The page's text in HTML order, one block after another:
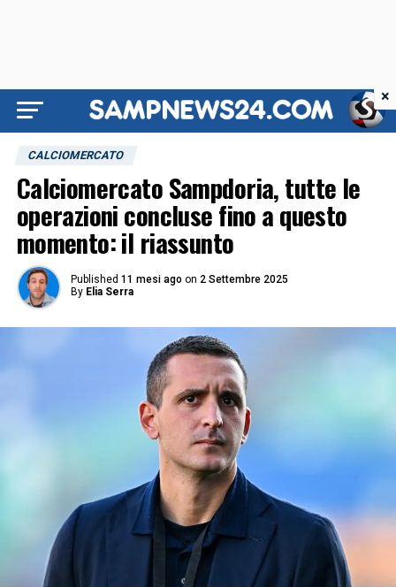
CALCIOMERCATO
Calciomercato Sampdoria, tutte le
operazioni concluse fino a questo
momento: il riassunto
Published 11 mesi ago on 2 Settembre 2025
By Elia Serra
×